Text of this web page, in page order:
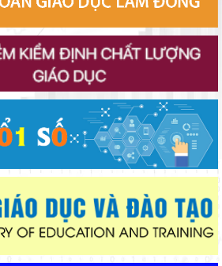
nhập
9001:2015
phó nguy cơ thiếu nước do El Nino
nghiệp
kịp năm học mới
vùng xa
từ những “Thư viện thân thiện”